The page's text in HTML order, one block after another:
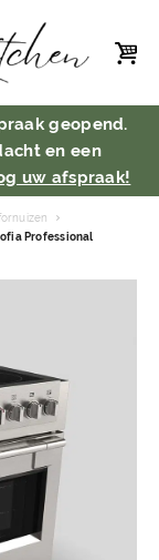
geopend.
en een
uw afspraak!
Professional